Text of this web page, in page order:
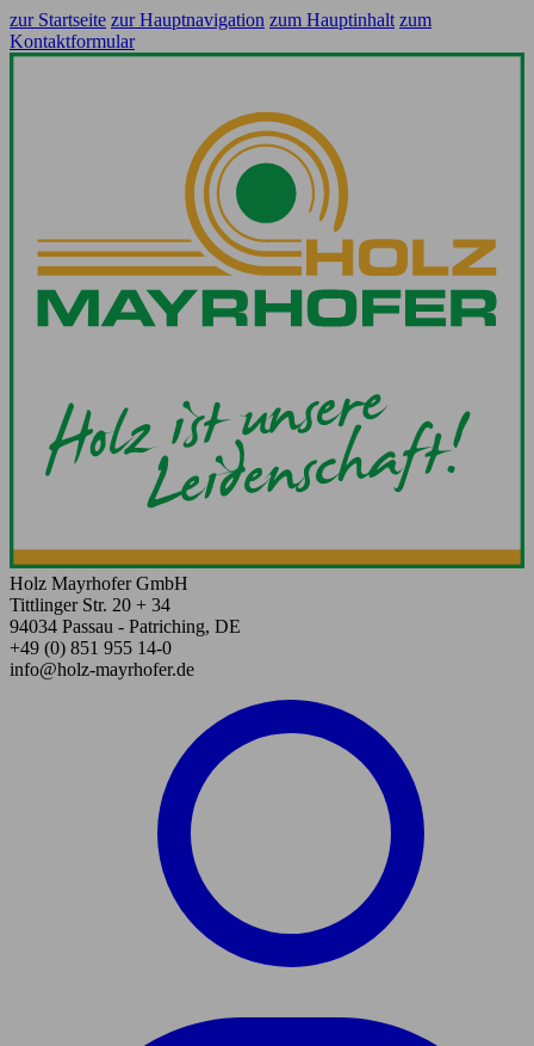
zur Startseite zur Hauptnavigation zum Hauptinhalt zum
Kontaktformular
Holz Mayrhofer GmbH
Tittlinger Str. 20 + 34
94034 Passau - Patriching, DE
+49 (0) 851 955 14-0
info@holz-mayrhofer.de